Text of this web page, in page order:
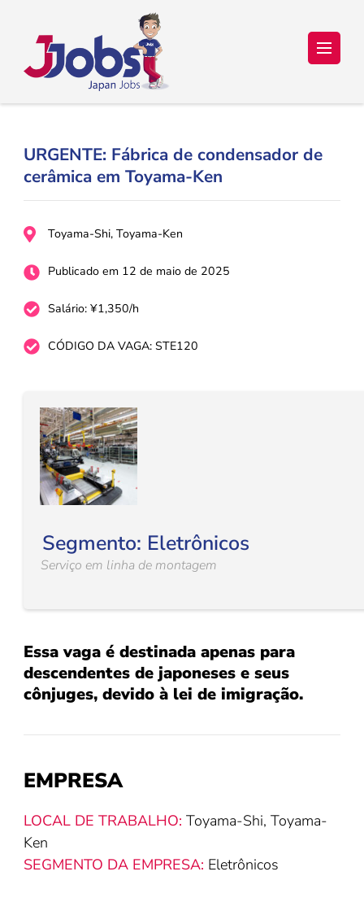
Japan Jobs Online – Trabalho e
Estudo no Japão
Seu sonho de ir para o Japão está a um passo de se tornar
realidade!
URGENTE: Fábrica de condensador de
cerâmica em Toyama-Ken
Toyama-Shi, Toyama-Ken
Publicado em 12 de maio de 2025
Salário: ¥1,350/h
CÓDIGO DA VAGA: STE120
Segmento: Eletrônicos
Serviço em linha de montagem
Essa vaga é destinada apenas para
descendentes de japoneses e seus
cônjuges, devido à lei de imigração.
EMPRESA
LOCAL DE TRABALHO: Toyama-Shi, Toyama-
Ken
SEGMENTO DA EMPRESA: Eletrônicos